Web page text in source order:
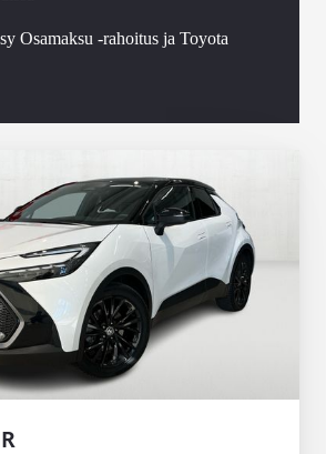
Osamaksu -rahoitus ja Toyota